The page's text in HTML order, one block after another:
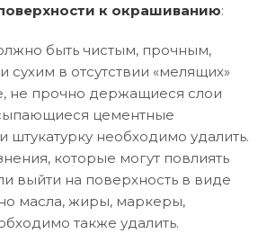
к окрашиванию:
быть чистым, прочным,
в отсутствии «мелящих»
не прочно держащиеся слои
цементные
штукатурку необходимо удалить.
которые могут повлиять
выйти на поверхность в виде
масла, жиры, маркеры,
также удалить.